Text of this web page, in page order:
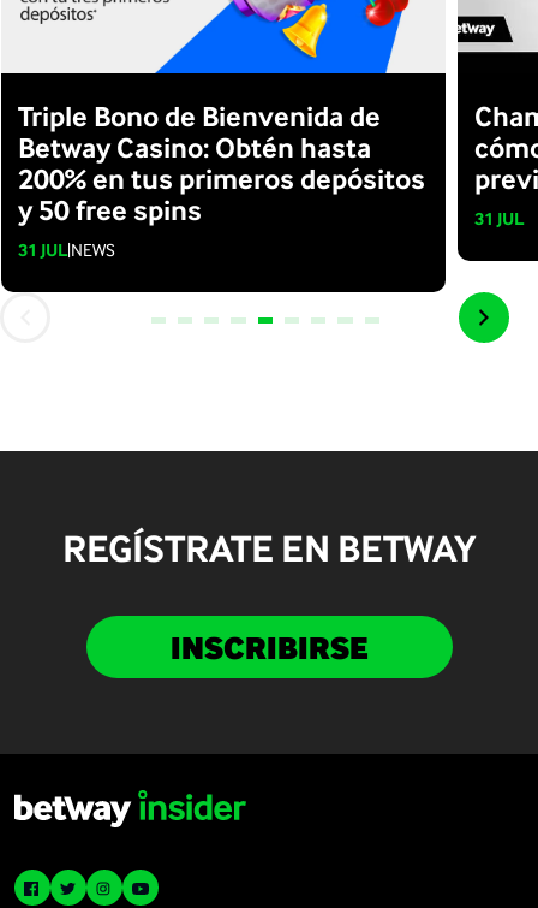
Triple Bono de Bienvenida de
Betway Casino: Obtén hasta
200% en tus primeros depósitos
y 50 free spins
31 JUL|NEWS
31 JUL
REGÍSTRATE EN BETWAY
INSCRIBIRSE